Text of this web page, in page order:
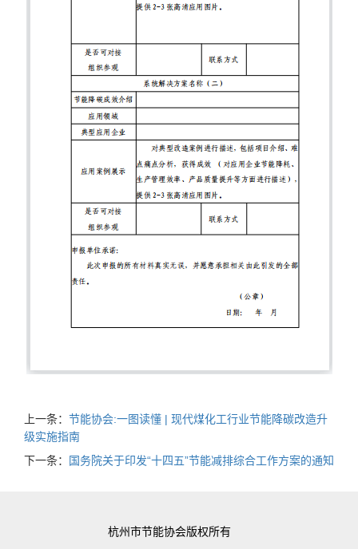
上一条： 节能协会:一图读懂 | 现代煤化工行业节能降碳改造升
级实施指南
下一条：
国务院关于印发“十四五”节能减排综合工作方案的通知
杭州市节能协会版权所有